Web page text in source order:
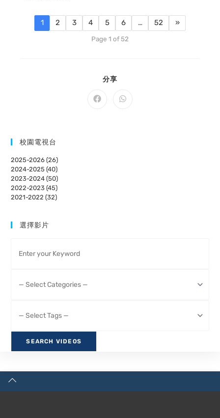
1 2 3 4 5 6 … 52 »
Page 1 of 52
分享
CONTENT
Opens
Opens
校園電視台
2025-2026 (26)
2024-2025 (40)
2023-2024 (50)
2022-2023 (45)
2021-2022 (32)
選擇影片